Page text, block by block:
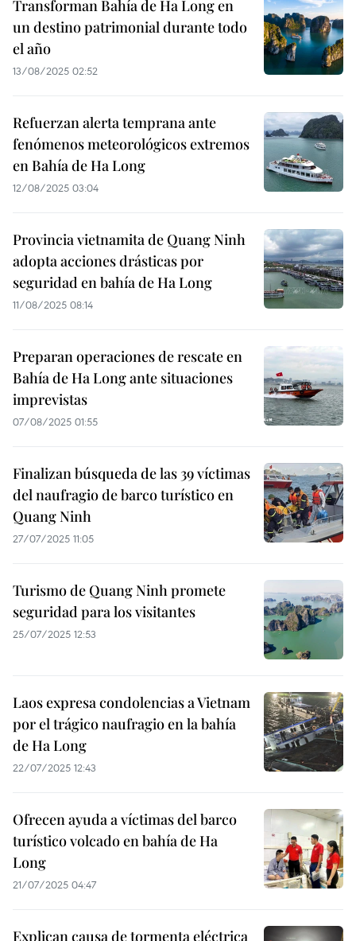
Transforman Bahía de Ha Long en
un destino patrimonial durante todo
el año
13/08/2025 02:52
Refuerzan alerta temprana ante
fenómenos meteorológicos extremos
en Bahía de Ha Long
12/08/2025 03:04
Provincia vietnamita de Quang Ninh
adopta acciones drásticas por
seguridad en bahía de Ha Long
11/08/2025 08:14
Preparan operaciones de rescate en
Bahía de Ha Long ante situaciones
imprevistas
07/08/2025 01:55
Finalizan búsqueda de las 39 víctimas
del naufragio de barco turístico en
Quang Ninh
27/07/2025 11:05
Turismo de Quang Ninh promete
seguridad para los visitantes
25/07/2025 12:53
Laos expresa condolencias a Vietnam
por el trágico naufragio en la bahía
de Ha Long
22/07/2025 12:43
Ofrecen ayuda a víctimas del barco
turístico volcado en bahía de Ha
Long
21/07/2025 04:47
Explican causa de tormenta eléctrica